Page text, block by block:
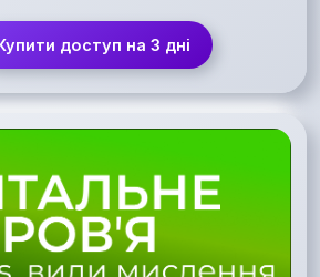
доступ на 3 дні